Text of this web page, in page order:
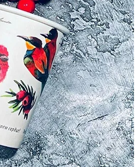
Отправляя форму, Вы принимаете